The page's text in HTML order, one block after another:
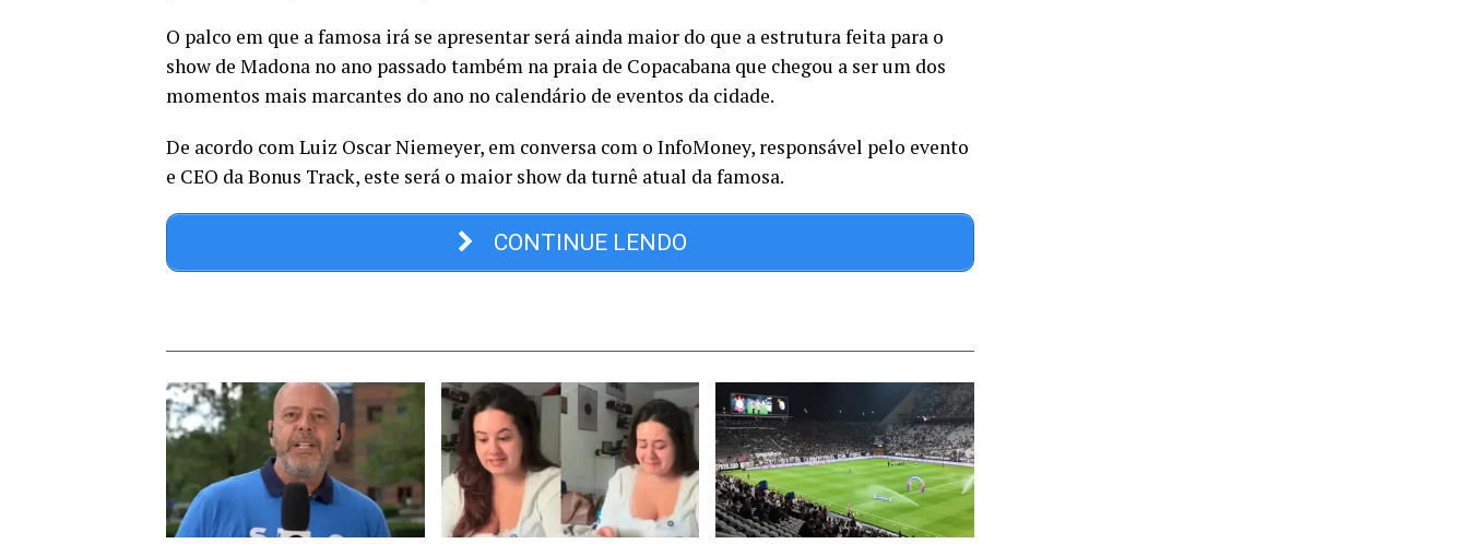
O palco em que a famosa irá se apresentar será ainda maior do que a estrutura feita para o
show de Madona no ano passado também na praia de Copacabana que chegou a ser um dos
momentos mais marcantes do ano no calendário de eventos da cidade.
De acordo com Luiz Oscar Niemeyer, em conversa com o InfoMoney, responsável pelo evento
e CEO da Bonus Track, este será o maior show da turnê atual da famosa.
CONTINUE LENDO